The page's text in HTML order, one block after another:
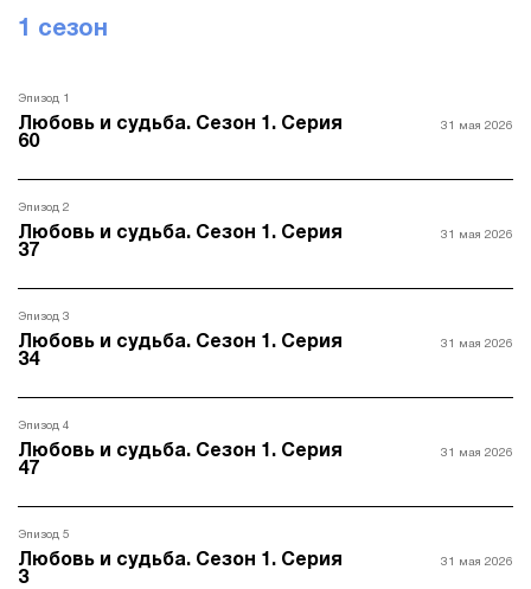
1 сезон
Эпизод 1
Любовь и судьба. Сезон 1. Серия
60
31 мая 2026
Эпизод 2
Любовь и судьба. Сезон 1. Серия
37
31 мая 2026
Эпизод 3
Любовь и судьба. Сезон 1. Серия
34
31 мая 2026
Эпизод 4
Любовь и судьба. Сезон 1. Серия
47
31 мая 2026
Эпизод 5
Любовь и судьба. Сезон 1. Серия
3
31 мая 2026